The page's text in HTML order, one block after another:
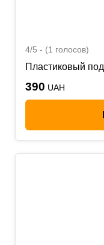
4/5 - (1 голосов)
Пластиковый
390 UAH